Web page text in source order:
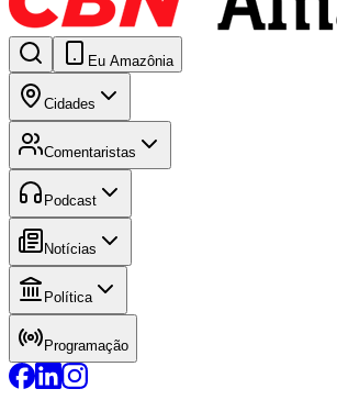
Eu Amazônia
Cidades
Comentaristas
Podcast
Notícias
Política
Programação